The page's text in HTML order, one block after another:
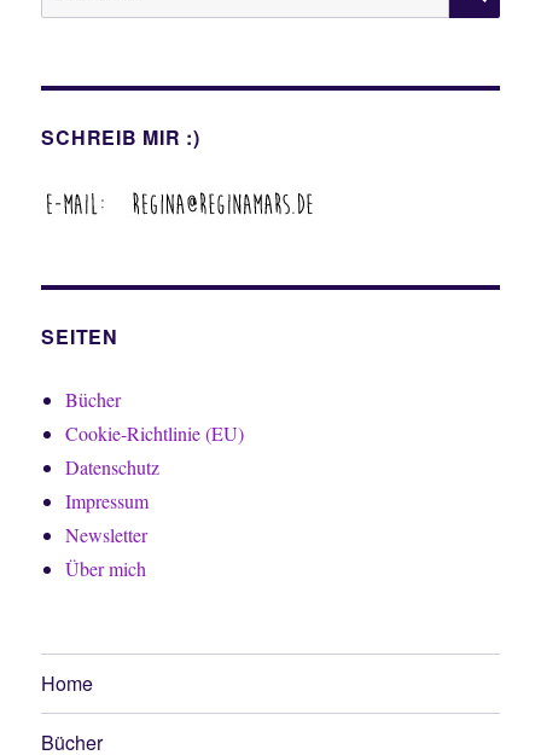
nach:
SCHREIB MIR :)
SEITEN
Bücher
Cookie-Richtlinie (EU)
Datenschutz
Impressum
Newsletter
Über mich
Home
Bücher